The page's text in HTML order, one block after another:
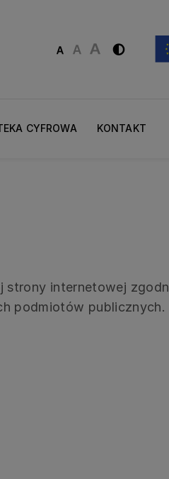
CYFROWA KONTAKT
strony internetowej
podmiotów publicznych.